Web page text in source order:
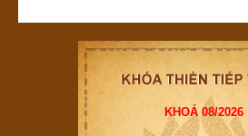
KHOÁ 08/2026